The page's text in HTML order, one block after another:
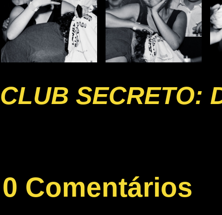
CLUB SECRETO:
0 Comentários